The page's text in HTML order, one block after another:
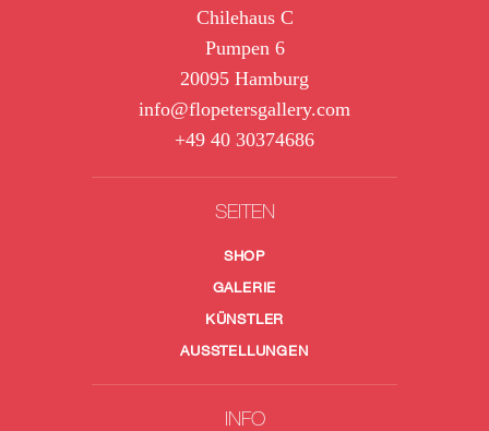
Chilehaus C
Pumpen 6
20095 Hamburg
info@flopetersgallery.com
+49 40 30374686
SEITEN
SHOP
GALERIE
KÜNSTLER
AUSSTELLUNGEN
INFO